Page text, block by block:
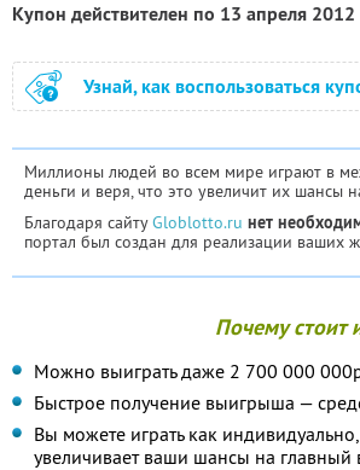
Купон действителен по 13 апреля
Узнай, как воспользоваться
Миллионы людей во всем мире играют в
деньги и веря, что это увеличит их шансы
Благодаря сайтуGloblotto.ru нет
портал был создан для реализации ваших
Почему стоит
Можно выиграть даже 2 700 000
Быстрое получение выигрыша —
Вы можете играть как
увеличивает ваши шансы на